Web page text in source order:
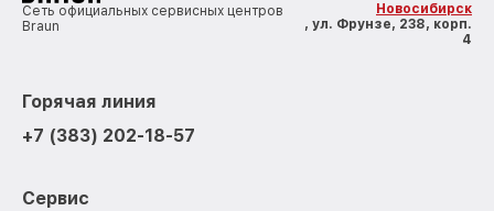
Сеть официальных сервисных центров
Braun
Новосибирск
, ул. Фрунзе, 238, корп.
4
Горячая линия
+7 (383) 202-18-57
Сервис